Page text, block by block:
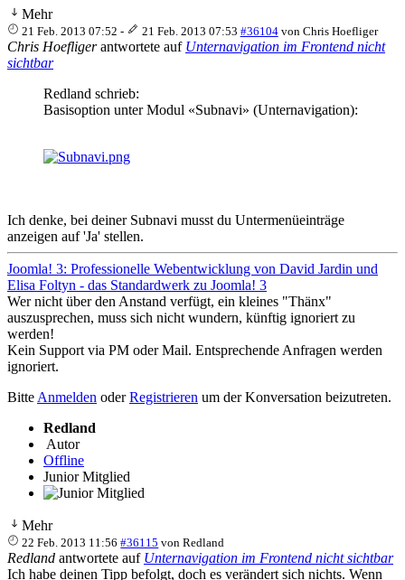
Mehr
21 Feb. 2013 07:52 - 21 Feb. 2013 07:53 #36104 von Chris Hoefliger
Chris Hoefligerantwortete auf Unternavigation im Frontend nicht
sichtbar
Redland schrieb:
Basisoption unter Modul «Subnavi» (Unternavigation):
Ich denke, bei deiner Subnavi musst du Untermenüeinträge
anzeigen auf 'Ja' stellen.
Joomla! 3: Professionelle Webentwicklung von David Jardin und
Elisa Foltyn - das Standardwerk zu Joomla! 3
Wer nicht über den Anstand verfügt, ein kleines "Thänx"
auszusprechen, muss sich nicht wundern, künftig ignoriert zu
werden!
Kein Support via PM oder Mail. Entsprechende Anfragen werden
ignoriert.
Bitte Anmelden oderRegistrieren um der Konversation beizutreten.
Redland
Autor
Offline
Junior Mitglied
Mehr
22 Feb. 2013 11:56 #36115 vonRedland
Redland antwortete auf Unternavigation im Frontend nicht sichtbar
Ich habe deinen Tipp befolgt, doch es verändert sich nichts. Wenn